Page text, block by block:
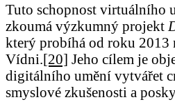
Tuto schopnost virtuálního
zkoumá výzkumný projekt
který probíhá od roku 2013
Vídni. [20] Jeho cílem je
digitálního umění vytvářet
smyslové zkušenosti a